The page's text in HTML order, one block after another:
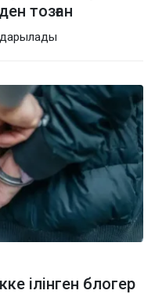
тозған
ілінген блогер